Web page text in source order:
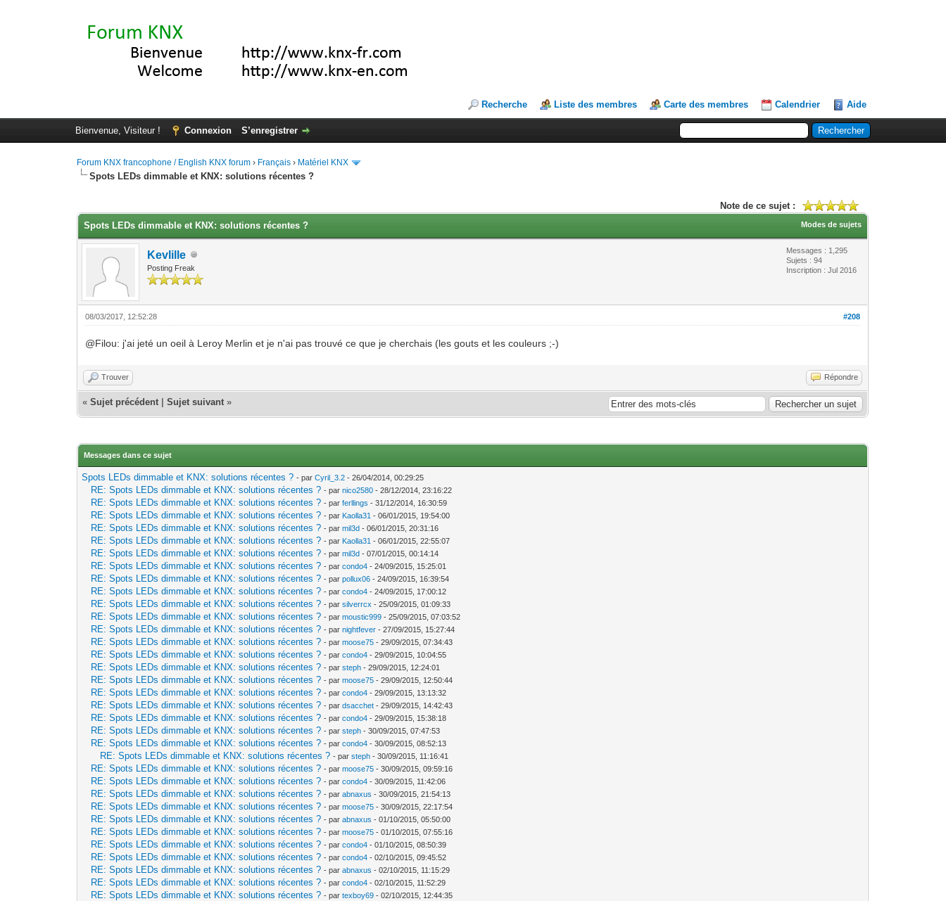
Recherche Liste des membres Carte des membres Calendrier Aide
Bienvenue, Visiteur ! Connexion S’enregistrer
Forum KNX francophone / English KNX forum › Français › Matériel KNX
Spots LEDs dimmable et KNX: solutions récentes ?
Note de ce sujet :
Modes de sujets
Spots LEDs dimmable et KNX: solutions récentes ?
Kevlille
Posting Freak
Messages : 1,295
Sujets : 94
Inscription : Jul 2016
#208
08/03/2017, 12:52:28
@Filou: j'ai jeté un oeil à Leroy Merlin et je n'ai pas trouvé ce que je cherchais (les gouts et les couleurs ;-)
Trouver Répondre
«Sujet précédent |Sujet suivant »
Messages dans ce sujet
Spots LEDs dimmable et KNX: solutions récentes ? - parCyril_3.2 - 26/04/2014, 00:29:25
RE: Spots LEDs dimmable et KNX: solutions récentes ? - parnico2580 - 28/12/2014, 23:16:22
RE: Spots LEDs dimmable et KNX: solutions récentes ? - parferllings - 31/12/2014, 16:30:59
RE: Spots LEDs dimmable et KNX: solutions récentes ? - par Kaolla31 - 06/01/2015, 19:54:00
RE: Spots LEDs dimmable et KNX: solutions récentes ? - parmil3d - 06/01/2015, 20:31:16
RE: Spots LEDs dimmable et KNX: solutions récentes ? - par Kaolla31 - 06/01/2015, 22:55:07
RE: Spots LEDs dimmable et KNX: solutions récentes ? - parmil3d - 07/01/2015, 00:14:14
RE: Spots LEDs dimmable et KNX: solutions récentes ? - parcondo4 - 24/09/2015, 15:25:01
RE: Spots LEDs dimmable et KNX: solutions récentes ? - parpollux06 - 24/09/2015, 16:39:54
RE: Spots LEDs dimmable et KNX: solutions récentes ? - parcondo4 - 24/09/2015, 17:00:12
RE: Spots LEDs dimmable et KNX: solutions récentes ? - parsilverrcx - 25/09/2015, 01:09:33
RE: Spots LEDs dimmable et KNX: solutions récentes ? - parmoustic999 - 25/09/2015, 07:03:52
RE: Spots LEDs dimmable et KNX: solutions récentes ? - parnightfever - 27/09/2015, 15:27:44
RE: Spots LEDs dimmable et KNX: solutions récentes ? - parmoose75 - 29/09/2015, 07:34:43
RE: Spots LEDs dimmable et KNX: solutions récentes ? - parcondo4 - 29/09/2015, 10:04:55
RE: Spots LEDs dimmable et KNX: solutions récentes ? - parsteph - 29/09/2015, 12:24:01
RE: Spots LEDs dimmable et KNX: solutions récentes ? - parmoose75 - 29/09/2015, 12:50:44
RE: Spots LEDs dimmable et KNX: solutions récentes ? - parcondo4 - 29/09/2015, 13:13:32
RE: Spots LEDs dimmable et KNX: solutions récentes ? - pardsacchet - 29/09/2015, 14:42:43
RE: Spots LEDs dimmable et KNX: solutions récentes ? - parcondo4 - 29/09/2015, 15:38:18
RE: Spots LEDs dimmable et KNX: solutions récentes ? - parsteph - 30/09/2015, 07:47:53
RE: Spots LEDs dimmable et KNX: solutions récentes ? - parcondo4 - 30/09/2015, 08:52:13
RE: Spots LEDs dimmable et KNX: solutions récentes ? - parsteph - 30/09/2015, 11:16:41
RE: Spots LEDs dimmable et KNX: solutions récentes ? - parmoose75 - 30/09/2015, 09:59:16
RE: Spots LEDs dimmable et KNX: solutions récentes ? - parcondo4 - 30/09/2015, 11:42:06
RE: Spots LEDs dimmable et KNX: solutions récentes ? - parabnaxus - 30/09/2015, 21:54:13
RE: Spots LEDs dimmable et KNX: solutions récentes ? - parmoose75 - 30/09/2015, 22:17:54
RE: Spots LEDs dimmable et KNX: solutions récentes ? - parabnaxus - 01/10/2015, 05:50:00
RE: Spots LEDs dimmable et KNX: solutions récentes ? - parmoose75 - 01/10/2015, 07:55:16
RE: Spots LEDs dimmable et KNX: solutions récentes ? - parcondo4 - 01/10/2015, 08:50:39
RE: Spots LEDs dimmable et KNX: solutions récentes ? - parcondo4 - 02/10/2015, 09:45:52
RE: Spots LEDs dimmable et KNX: solutions récentes ? - parabnaxus - 02/10/2015, 11:15:29
RE: Spots LEDs dimmable et KNX: solutions récentes ? - parcondo4 - 02/10/2015, 11:52:29
RE: Spots LEDs dimmable et KNX: solutions récentes ? - partexboy69 - 02/10/2015, 12:44:35